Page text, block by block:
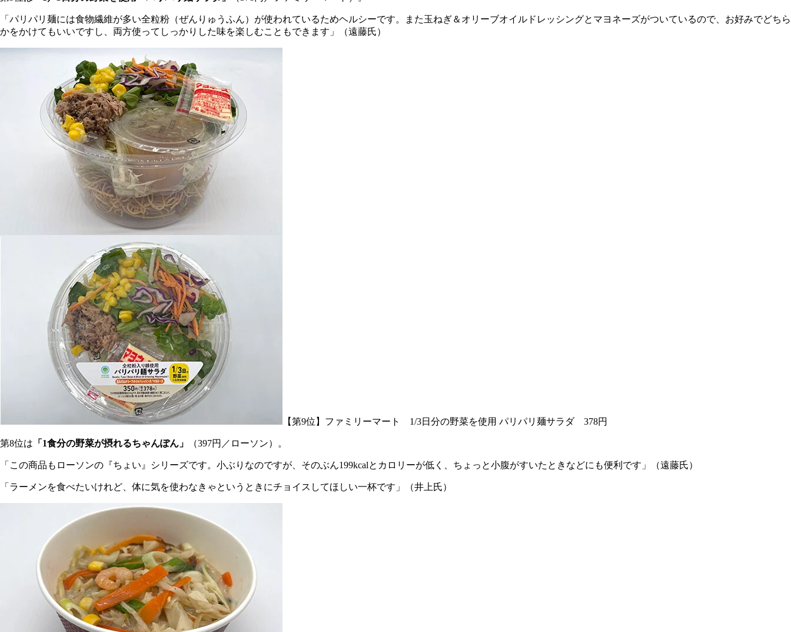
「パリパリ麺には食物繊維が多い全粒粉（ぜんりゅうふん）が使われているためヘルシーです。また玉ねぎ＆オリーブオイルドレッシングとマヨネーズがついているので、お好みでどちら
かをかけてもいいですし、両方使ってしっかりした味を楽しむこともできます」（遠藤氏）
【第9位】ファミリーマート 1/3日分の野菜を使用 パリパリ麺サラダ 378円
第8位は 「1食分の野菜が摂れるちゃんぽん」 （397円／ローソン）。
「この商品もローソンの『ちょい』シリーズです。小ぶりなのですが、そのぶん199kcalとカロリーが低く、ちょっと小腹がすいたときなどにも便利です」（遠藤氏）
「ラーメンを食べたいけれど、体に気を使わなきゃというときにチョイスしてほしい一杯です」（井上氏）